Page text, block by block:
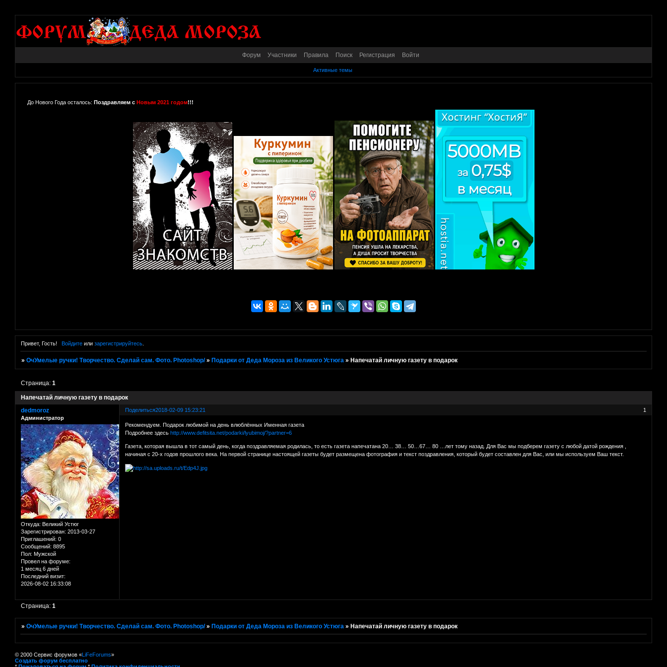
Форум Участники Правила Поиск Регистрация Войти
Активные темы
До Нового Года осталось: Поздравляем с Новым 2021 годом!!!
Привет, Гость! Войдитеили зарегистрируйтесь.
»ОчУмелые ручки! Творчество. Сделай сам. Фото. Photoshop/ » Подарки от Деда Мороза из Великого Устюга » Напечатай личную газету в подарок
Напечатай личную газету в подарок
Страница:1
Поделиться 1
2018-02-09 15:23:21
dedmoroz
Администратор
Откуда: Великий Устюг
Зарегистрирован: 2013-03-27
Приглашений: 0
Сообщений: 8895
Пол: Мужской
Провел на форуме:
1 месяц 6 дней
Последний визит:
2026-08-02 16:33:08
Рекомендуем. Подарок любимой на день влюблённых Именная газета
Подробнее здесьhttp://www.defitsita.net/podarki/lyubimoj/?partner=6
Газета, которая вышла в тот самый день, когда поздравляемая родилась, то есть газета напечатана 20… 38… 50…67… 80 …лет тому назад. Для Вас мы подберем газету с любой датой рождения ,
начиная с 20-х годов прошлого века. На первой странице настоящей газеты будет размещена фотография и текст поздравления, который будет составлен для Вас, или мы используем Ваш текст.
Страница:1
»ОчУмелые ручки! Творчество. Сделай сам. Фото. Photoshop/ » Подарки от Деда Мороза из Великого Устюга » Напечатай личную газету в подарок
© 2000 Сервис форумов «LiFeForums»
Создать форум бесплатно